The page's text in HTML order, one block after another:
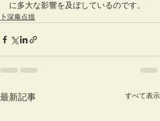
に多大な影響を及ぼしているのです。
卜深庵点描
最新記事 すべて表示